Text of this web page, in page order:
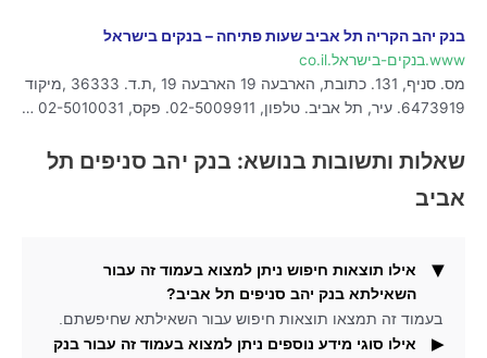
בנק יהב הקריה תל אביב שעות פתיחה – בנקים בישראל
www.בנקים-בישראל.co.il
מס. סניף, 131. כתובת, הארבעה 19 הארבעה 19 ,ת.ד. 36333 ,מיקוד
6473919. עיר, תל אביב. טלפון, 02-5009911. פקס, 02-5010031 …
שאלות ותשובות בנושא: בנק יהב סניפים תל
אביב
אילו תוצאות חיפוש ניתן למצוא בעמוד זה עבור
השאילתא בנק יהב סניפים תל אביב?
בעמוד זה תמצאו תוצאות חיפוש עבור השאילתא שחיפשתם.
אילו סוגי מידע נוספים ניתן למצוא בעמוד זה עבור בנק